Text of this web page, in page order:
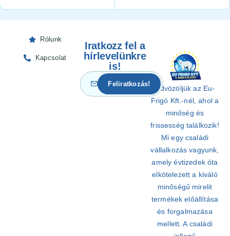
Rólunk
Kapcsolat
Üdvözöljük az Eu-
Frigó Kft.-nél, ahol a
minőség és
frissesség találkozik!
Mi egy családi
vállalkozás vagyunk,
amely évtizedek óta
elkötelezett a kiváló
minőségű mirelit
termékek előállítása
és forgalmazása
mellett. A családi
Iratkozz fel a
hírlevelünkre
is!